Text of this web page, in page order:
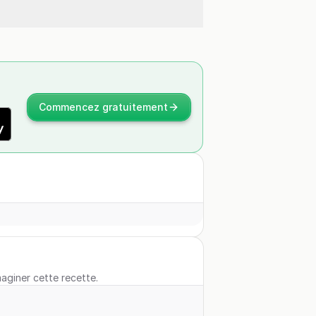
Commencez gratuitement
cette recette.